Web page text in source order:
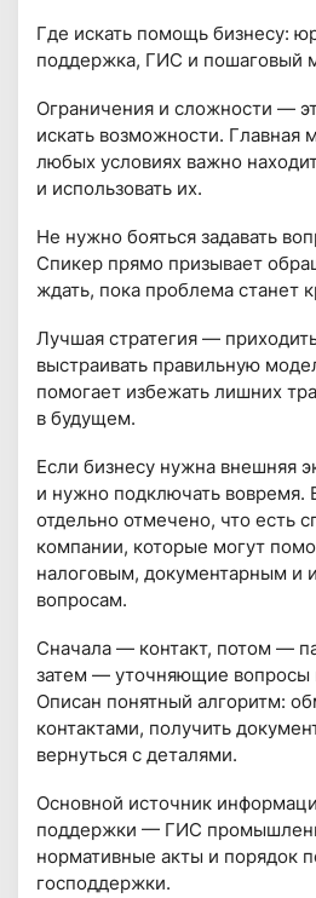
Где искать помощь бизнесу:
поддержка, ГИС и пошаговый
Ограничения и сложности —
искать возможности. Главная
любых условиях важно
и использовать их.
Не нужно бояться задавать
Спикер прямо призывает
ждать, пока проблема станет
Лучшая стратегия —
выстраивать правильную
помогает избежать лишних
в будущем.
Если бизнесу нужна внешняя
и нужно подключать вовремя.
отдельно отмечено, что есть
компании, которые могут
налоговым, документарным и
вопросам.
Сначала — контакт, потом —
затем — уточняющие вопросы
Описан понятный алгоритм:
контактами, получить
вернуться с деталями.
Основной источник
поддержки — ГИС
нормативные акты и порядок
господдержки.